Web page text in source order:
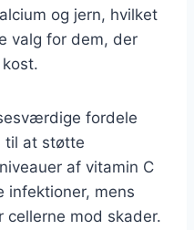
og jern, hvilket
valg for dem, der
fordele
til at støtte
af vitamin C
mens
mod skader.